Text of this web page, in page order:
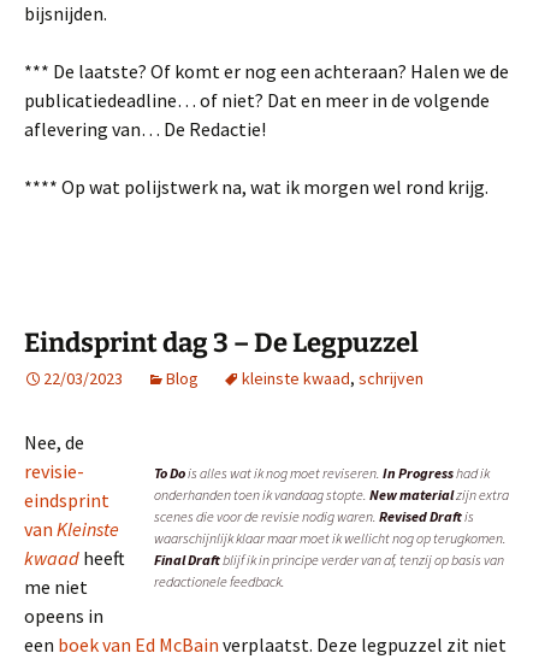
bijsnijden.
*** De laatste? Of komt er nog een achteraan? Halen we de
publicatiedeadline… of niet? Dat en meer in de volgende
aflevering van… De Redactie!
**** Op wat polijstwerk na, wat ik morgen wel rond krijg.
Eindsprint dag 3 – De Legpuzzel
22/03/2023 Blog kleinste kwaad, schrijven
To Dois alles wat ik nog moet reviseren. In Progresshad ik
onderhanden toen ik vandaag stopte. New materialzijn extra
scenes die voor de revisie nodig waren. Revised Draftis
waarschijnlijk klaar maar moet ik wellicht nog op terugkomen.
Final Draftblijf ik in principe verder van af, tenzij op basis van
redactionele feedback.
Nee, de
revisie-
eindsprint
van Kleinste
kwaad heeft
me niet
opeens in
een boek van Ed McBain verplaatst. Deze legpuzzel zit niet